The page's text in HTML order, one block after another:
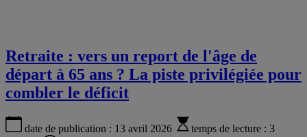
Retraite : vers un report de l'âge de
départ à 65 ans ? La piste privilégiée pour
combler le déficit
date de publication : 13 avril 2026 temps de lecture : 3